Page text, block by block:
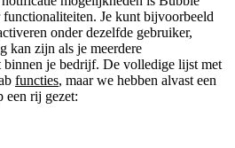
Je kunt bijvoorbeeld
onder dezelfde gebruiker,
kan zijn als je meerdere
binnen je bedrijf. De volledige lijst met
functies, maar we hebben alvast een
een rij gezet: